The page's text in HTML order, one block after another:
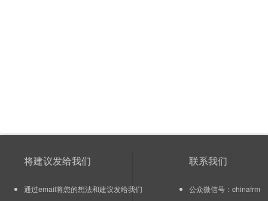
将建议发给我们
通过email将您的想法和建议发给我们
联系我们
公众微信号：chinafrm